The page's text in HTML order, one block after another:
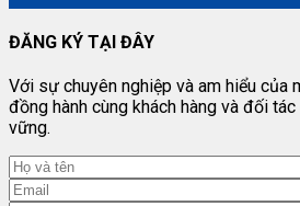
ĐĂNG KÝ TẠI ĐÂY
Với sự chuyên nghiệp và am hiểu của
đồng hành cùng khách hàng và đối
vững.